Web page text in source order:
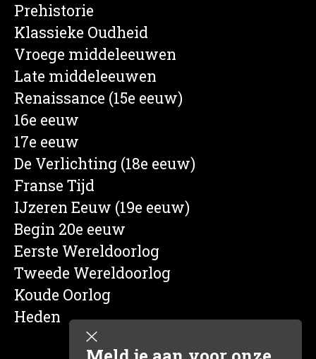
Prehistorie
Klassieke Oudheid
Vroege middeleeuwen
Late middeleeuwen
Renaissance (15e eeuw)
16e eeuw
17e eeuw
De Verlichting (18e eeuw)
Franse Tijd
IJzeren Eeuw (19e eeuw)
Begin 20e eeuw
Eerste Wereldoorlog
Tweede Wereldoorlog
Koude Oorlog
Heden